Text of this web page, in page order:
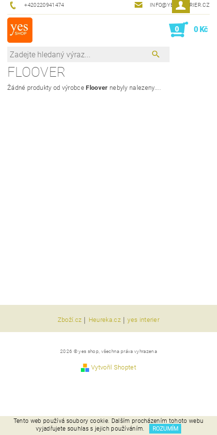
+420220941474 INFO@YESINTERIER.CZ
0 0 Kč
FLOOVER
Žádné produkty od výrobceFloover nebyly nalezeny....
Zboží.cz | Heureka.cz | yes interier
2026 © yes shop, všechna práva vyhrazena
Vytvořil Shoptet
Tento web používá soubory cookie. Dalším procházením tohoto webu
vyjadřujete souhlas s jejich používáním.
ROZUMÍM